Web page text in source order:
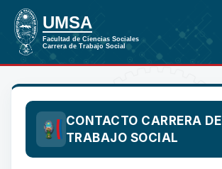
CONTACTO CARRERA DE
TRABAJO SOCIAL